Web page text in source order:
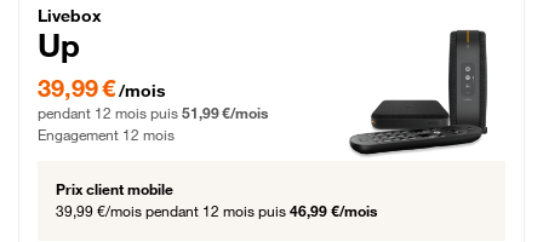
Livebox Up Fibre
Livebox
Up
39,99 € par mois pendant 12 mois puis 51,99 € par mois, Engagement 12 mois
39,99 €/mois
pendant 12 mois puis 51,99 €/mois
Engagement 12 mois
Prix client mobile
39,99 €/mois pendant 12 mois puis 46,99 €/mois